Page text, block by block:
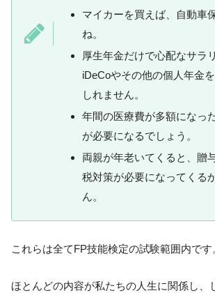
マイカーを買えば、自動車
ね。
厚生年金だけで心配なサラ
iDeCoやその他の個人年金
しれません。
年間の医療費が多額になっ
が必要になるでしょう。
両親が年老いてくると、贈
税対策が必要になってくる
ん。
これらは全てFP技能検定の試験範囲内です
ほとんどの内容が私たちの人生に関係し、